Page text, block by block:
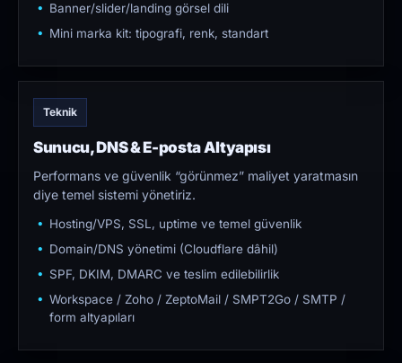
Banner/slider/landing görsel dili
Mini marka kit: tipografi, renk, standart
Teknik
Sunucu, DNS & E-posta Altyapısı
Performans ve güvenlik “görünmez” maliyet yaratmasın
diye temel sistemi yönetiriz.
Hosting/VPS, SSL, uptime ve temel güvenlik
Domain/DNS yönetimi (Cloudflare dâhil)
SPF, DKIM, DMARC ve teslim edilebilirlik
Workspace / Zoho / ZeptoMail / SMPT2Go / SMTP /
form altyapıları